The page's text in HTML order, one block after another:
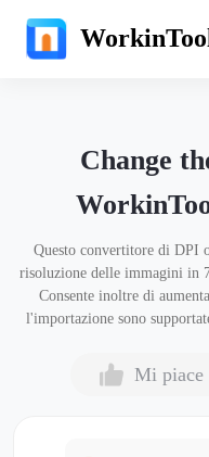
Change
Questo convertitore di DPI
risoluzione delle immagini in
Consente inoltre di
l'importazione sono
Mi piace